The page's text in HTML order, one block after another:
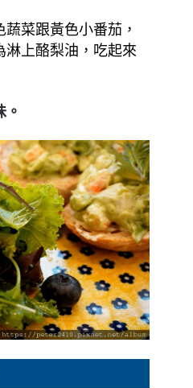
菜跟黃色小番茄，
淋上酪梨油，吃起來